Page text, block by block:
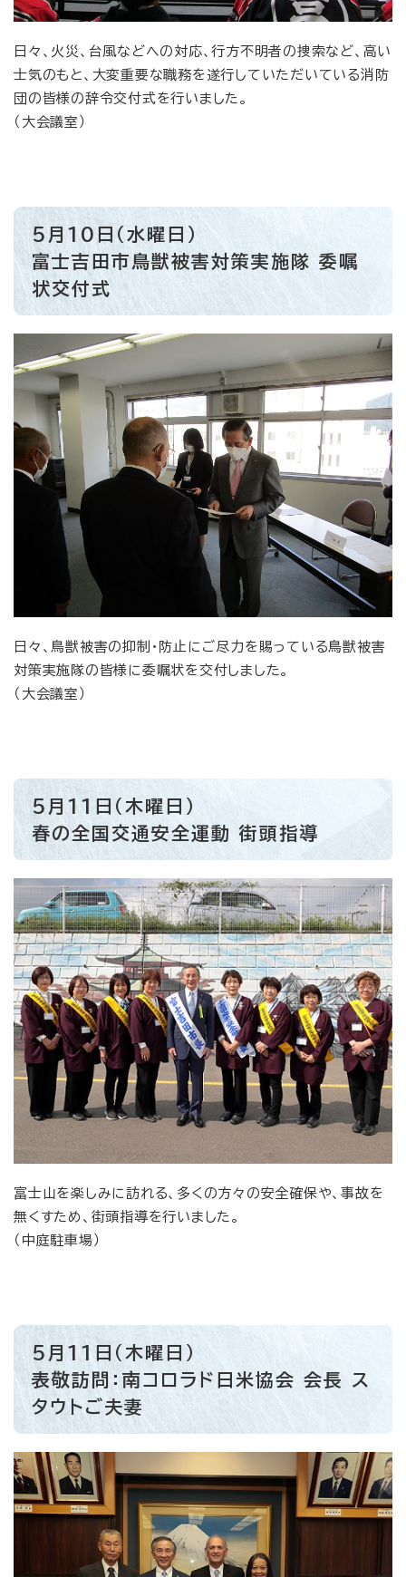
日々、火災、台風などへの対応、行方不明者の捜索など、高い
士気のもと、大変重要な職務を遂行していただいている消防
団の皆様の辞令交付式を行いました。
（大会議室）
5月10日（水曜日）
富士吉田市鳥獣被害対策実施隊 委嘱
状交付式
日々、鳥獣被害の抑制・防止にご尽力を賜っている鳥獣被害
対策実施隊の皆様に委嘱状を交付しました。
（大会議室）
5月11日（木曜日）
春の全国交通安全運動 街頭指導
富士山を楽しみに訪れる、多くの方々の安全確保や、事故を
無くすため、街頭指導を行いました。
（中庭駐車場）
5月11日（木曜日）
表敬訪問：南コロラド日米協会 会長 ス
タウトご夫妻